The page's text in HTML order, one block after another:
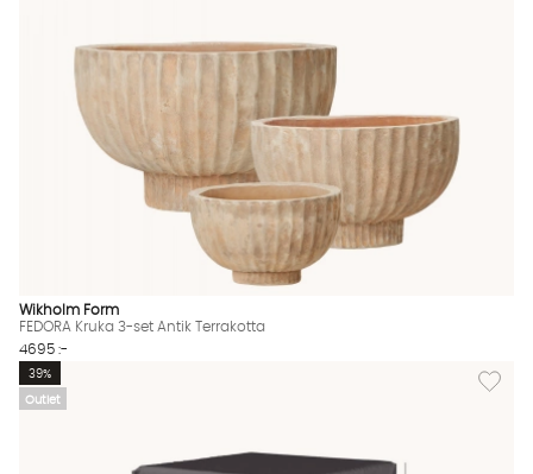
Wikholm Form
FEDORA Kruka 3-set Antik Terrakotta
4695 :-
Outlet
Lägg
39%